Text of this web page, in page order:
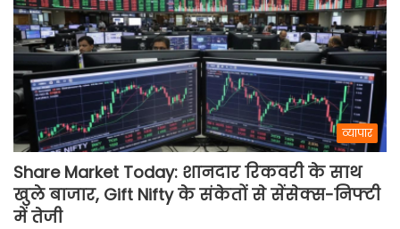
व्यापार
Share Market Today: शानदार रिकवरी के साथ
खुले बाजार, Gift Nifty के संकेतों से सेंसेक्स-निफ्टी
में तेजी